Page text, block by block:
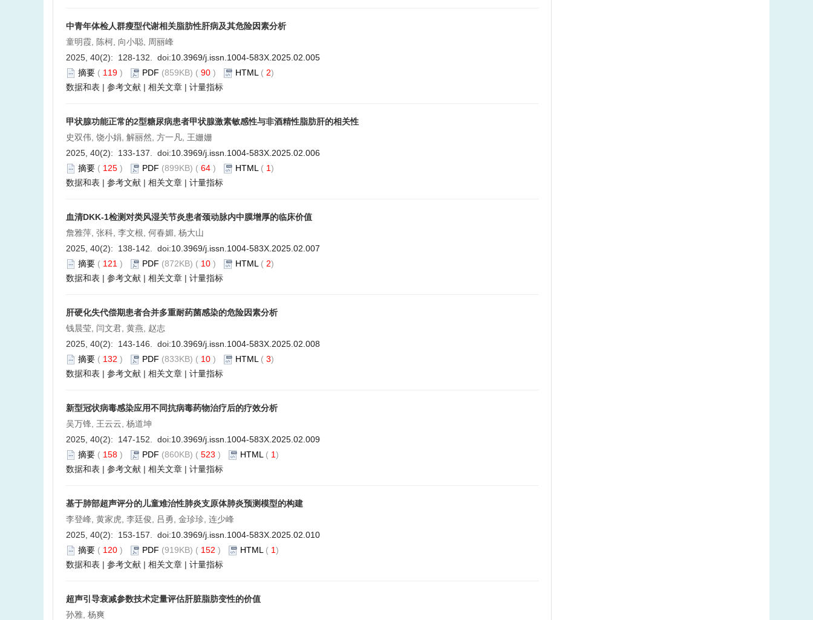
中青年体检人群瘦型代谢相关脂肪性肝病及其危险因素分析
童明霞, 陈柯, 向小聪, 周丽峰
2025, 40(2): 128-132. doi:10.3969/j.issn.1004-583X.2025.02.005
摘要 ( 119 ) PDF (859KB) ( 90 ) HTML ( 2)
数据和表 | 参考文献 | 相关文章 | 计量指标
甲状腺功能正常的2型糖尿病患者甲状腺激素敏感性与非酒精性脂肪肝的相关性
史双伟, 饶小娟, 解丽然, 方一凡, 王姗姗
2025, 40(2): 133-137. doi:10.3969/j.issn.1004-583X.2025.02.006
摘要 ( 125 ) PDF (899KB) ( 64 ) HTML ( 1)
数据和表 | 参考文献 | 相关文章 | 计量指标
血清DKK-1检测对类风湿关节炎患者颈动脉内中膜增厚的临床价值
詹雅萍, 张科, 李文根, 何春媚, 杨大山
2025, 40(2): 138-142. doi:10.3969/j.issn.1004-583X.2025.02.007
摘要 ( 121 ) PDF (872KB) ( 10 ) HTML ( 2)
数据和表 | 参考文献 | 相关文章 | 计量指标
肝硬化失代偿期患者合并多重耐药菌感染的危险因素分析
钱晨莹, 闫文君, 黄燕, 赵志
2025, 40(2): 143-146. doi:10.3969/j.issn.1004-583X.2025.02.008
摘要 ( 132 ) PDF (833KB) ( 10 ) HTML ( 3)
数据和表 | 参考文献 | 相关文章 | 计量指标
新型冠状病毒感染应用不同抗病毒药物治疗后的疗效分析
吴万锋, 王云云, 杨道坤
2025, 40(2): 147-152. doi:10.3969/j.issn.1004-583X.2025.02.009
摘要 ( 158 ) PDF (860KB) ( 523 ) HTML ( 1)
数据和表 | 参考文献 | 相关文章 | 计量指标
基于肺部超声评分的儿童难治性肺炎支原体肺炎预测模型的构建
李登峰, 黄家虎, 李廷俊, 吕勇, 金珍珍, 连少峰
2025, 40(2): 153-157. doi:10.3969/j.issn.1004-583X.2025.02.010
摘要 ( 120 ) PDF (919KB) ( 152 ) HTML ( 1)
数据和表 | 参考文献 | 相关文章 | 计量指标
超声引导衰减参数技术定量评估肝脏脂肪变性的价值
孙雅, 杨爽